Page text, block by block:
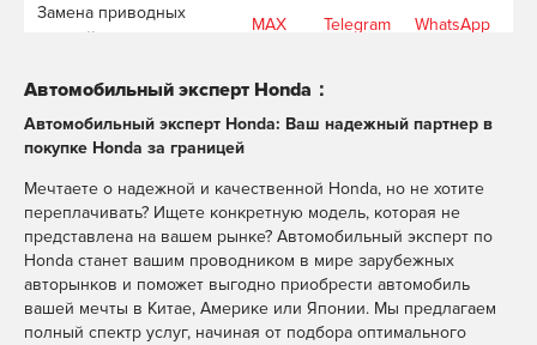
Замена приводных
ремней
MAX Telegram WhatsApp
интервала
MAX Telegram
Замена фильтра АКПП MAX Telegram
WhatsApp
Комплексная
диагностика
автомобиля
MAX Telegram WhatsApp
Сканирование кодов
неисправностей
MAX Telegram WhatsApp
Диагностика свечей
зажигания
MAX Telegram WhatsApp
Автомобильный эксперт Honda：
Автомобильный эксперт Honda: Ваш надежный партнер в
покупке Honda за границей
Мечтаете о надежной и качественной Honda, но не хотите
переплачивать? Ищете конкретную модель, которая не
представлена на вашем рынке? Автомобильный эксперт по
Honda станет вашим проводником в мире зарубежных
авторынков и поможет выгодно приобрести автомобиль
вашей мечты в Китае, Америке или Японии. Мы предлагаем
полный спектр услуг, начиная от подбора оптимального